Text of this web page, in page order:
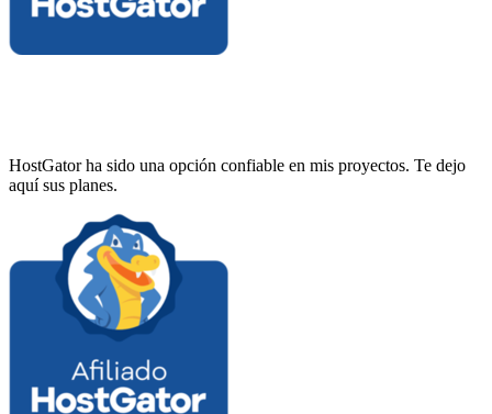
HostGator ha sido una opción confiable en mis proyectos. Te dejo
aquí sus planes.